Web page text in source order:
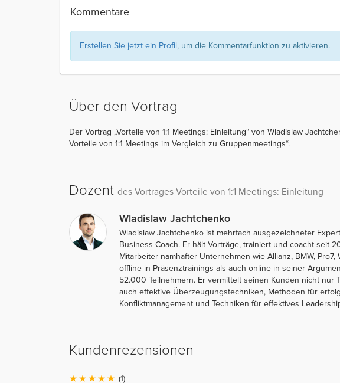
Kommentare
Erstellen Sie jetzt ein Profil, um die Kommentarfunktion zu aktivieren.
Über den Vortrag
Der Vortrag „Vorteile von 1:1 Meetings: Einleitung“ von Wladislaw
Vorteile von 1:1 Meetings im Vergleich zu Gruppenmeetings“.
Dozent des Vortrages Vorteile von 1:1 Meetings: Einleitung
Wladislaw Jachtchenko
Wladislaw Jachtchenko ist mehrfach ausgezeichneter
Business Coach. Er hält Vorträge, trainiert und coacht seit
Mitarbeiter namhafter Unternehmen wie Allianz, BMW,
offline in Präsenztrainings als auch online in seiner
52.000 Teilnehmern. Er vermittelt seinen Kunden nicht nur
auch effektive Überzeugungstechniken, Methoden für
Konfliktmanagement und Techniken für effektives
Kundenrezensionen
(1)